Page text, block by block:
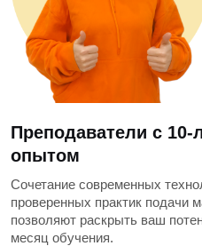
Преподаватели с 10-
опытом
Сочетание современных
проверенных практик подачи
позволяют раскрыть ваш
месяц обучения.